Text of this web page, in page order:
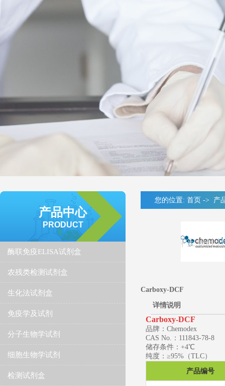
产品中心
PRODUCT
酶联免疫ELISA试剂盒
农残类检测试剂盒
生化法试剂盒
免疫学及试剂
分子生物学试剂
细胞生物学试剂
检测试剂盒
您的位置: 首页 -> 产
Carboxy-DCF
详情说明
Carboxy-DCF
品牌：Chemodex
CAS No.：111843-78-8
储存条件：+4℃
纯度：≥95%（TLC）
产品编号